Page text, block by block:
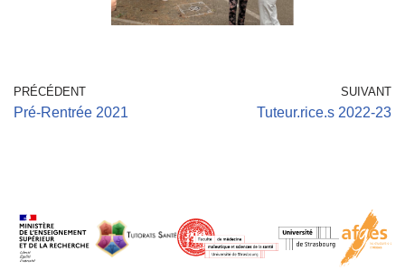
PRÉCÉDENT
Pré-Rentrée 2021
SUIVANT
Tuteur.rice.s 2022-23